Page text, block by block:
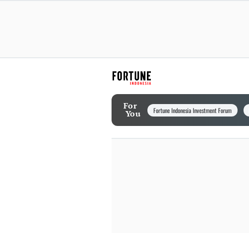
For
You Fortune Indonesia Investment Forum